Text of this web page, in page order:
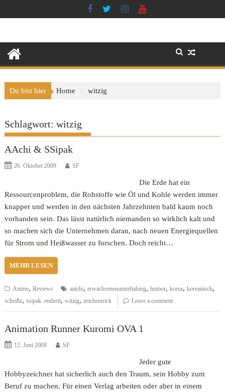
to
Du bist hier Home witzig
Schlagwort:witzig
AAchi & SSipak
26. Oktober 2009 SF
Die Erde hat ein
Ressourcenproblem, die Rohstoffe wie Öl und Kohle werden immer
knapper und werden in den nächsten Jahrzehnten bald kaum noch
vorhanden sein. Das lässt natürlich niemanden so wirklich kalt und
so machen sich die Unternehmen daran, nach neuen Energiequellen
für Strom und Heißwasser zu forschen. Doch reicht…
MEHR LESEN
Anime,Reviews aaichi,erwachsenenunterhalung,humor,korea,koreanisch,
scheiße,ssipak. endzeit,witzig,zeichentrick Leave a comment
Animation Runner Kuromi OVA 1
12. Juni 2008 SF
Jeder gute
Hobbyzeichner hat sicherlich auch den Traum, sein Hobby zum
Beruf zu machen. Für einen Verlag arbeiten oder aber in einem